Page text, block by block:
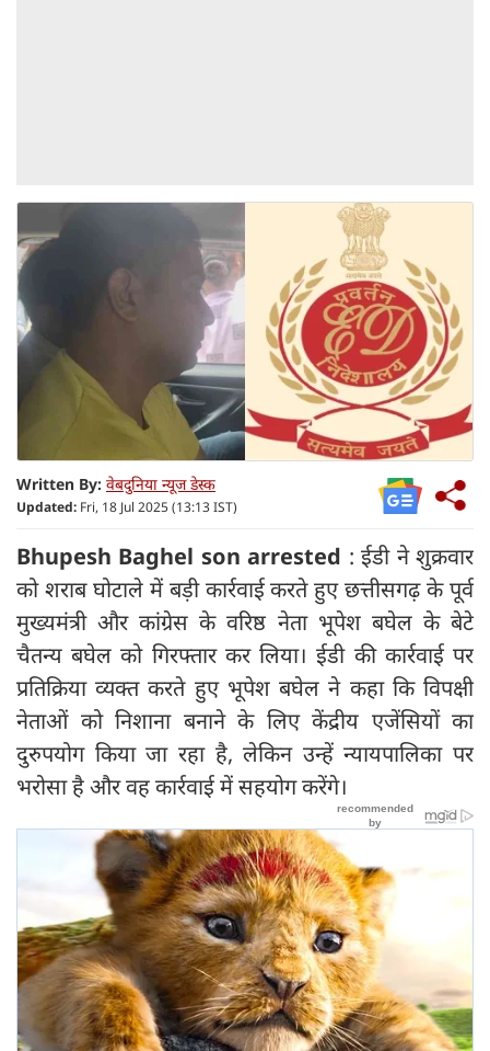
Written By: वेबदुनिया न्यूज डेस्क
Updated: Fri, 18 Jul 2025 (13:13 IST)
Bhupesh Baghel son arrested : ईडी ने शुक्रवार
को शराब घोटाले में बड़ी कार्रवाई करते हुए छत्तीसगढ़ के पूर्व
मुख्यमंत्री और कांग्रेस के वरिष्ठ नेता भूपेश बघेल के बेटे
चैतन्य बघेल को गिरफ्तार कर लिया। ईडी की कार्रवाई पर
प्रतिक्रिया व्यक्त करते हुए भूपेश बघेल ने कहा कि विपक्षी
नेताओं को निशाना बनाने के लिए केंद्रीय एजेंसियों का
दुरुपयोग किया जा रहा है, लेकिन उन्हें न्यायपालिका पर
भरोसा है और वह कार्रवाई में सहयोग करेंगे।